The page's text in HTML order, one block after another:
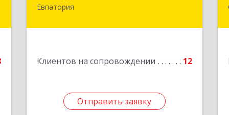
Евпатория
Клиентов на сопровождении 12
Отправить заявку
297407, Крым Респ, Евпатория г,
Отправить заявку